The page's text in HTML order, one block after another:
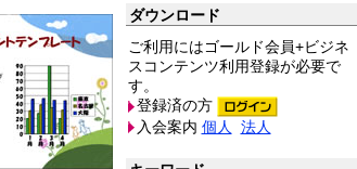
ダウンロード
ご利用にはゴールド会員+ビジネ
スコンテンツ利用登録が必要で
す。
登録済の方
入会案内 個人 法人